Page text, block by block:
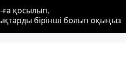
ға қосылып,
бірінші болып оқыңыз